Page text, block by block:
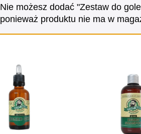
Nie możesz dodać "Zestaw do
ponieważ produktu nie ma w